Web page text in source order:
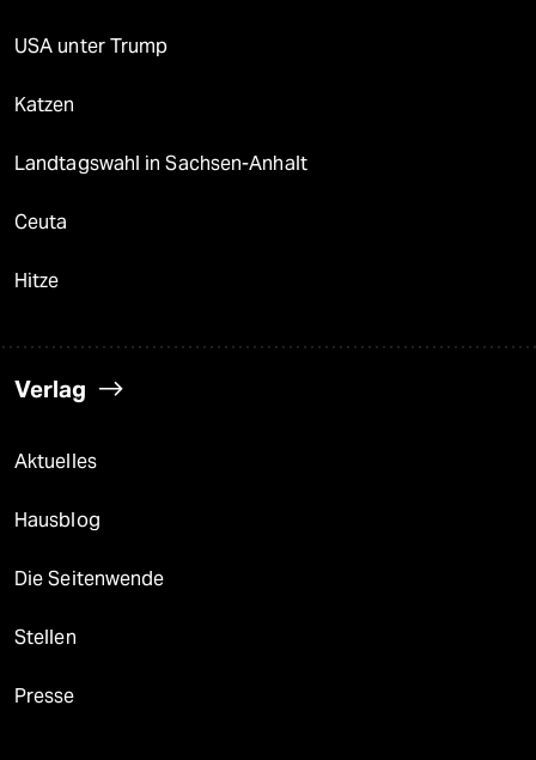
USA unter Trump
Katzen
Landtagswahl in Sachsen-Anhalt
Ceuta
Hitze
Verlag
Aktuelles
Hausblog
Die Seitenwende
Stellen
Presse